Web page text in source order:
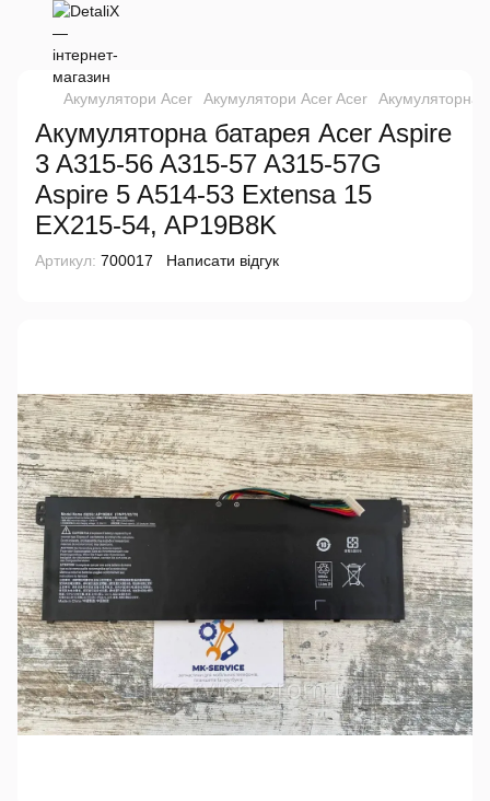
Акумулятори Acer Акумулятори Acer Acer Акумуляторна
Акумуляторна батарея Acer Aspire
3 A315-56 A315-57 A315-57G
Aspire 5 A514-53 Extensa 15
EX215-54, AP19B8K
Артикул: 700017 Написати відгук